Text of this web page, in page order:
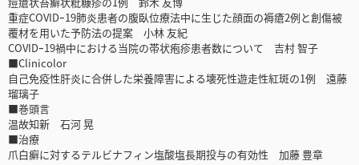
重症COVIDｰ19肺炎患者の腹臥位療法中に生じた顔面の褥瘡2例と創傷被
覆材を用いた予防法の提案 小林 友紀
COVIDｰ19禍中における当院の帯状疱疹患者数について 吉村 智子
■Clinicolor
自己免疫性肝炎に合併した栄養障害による壊死性遊走性紅斑の1例 遠藤
瑠璃子
■巻頭言
温故知新 石河 晃
■治療
爪白癬に対するテルビナフィン塩酸塩長期投与の有効性 加藤 豊章